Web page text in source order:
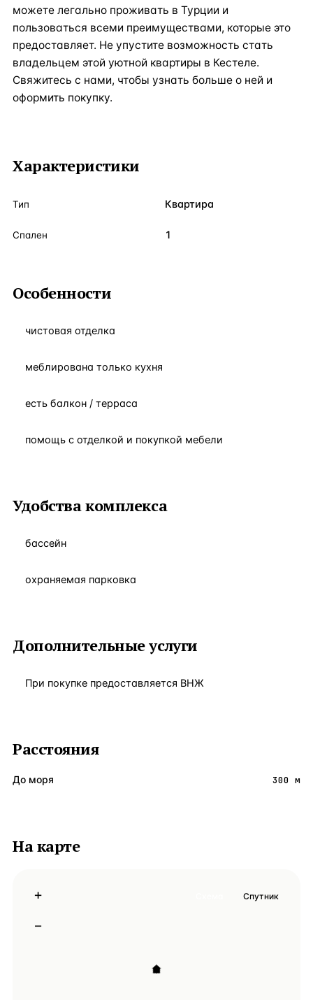
можете легально проживать в Турции и
пользоваться всеми преимуществами, которые это
предоставляет. Не упустите возможность стать
владельцем этой уютной квартиры в Кестеле.
Свяжитесь с нами, чтобы узнать больше о ней и
оформить покупку.
Характеристики
Тип Квартира
Спален 1
Особенности
чистовая отделка
меблирована только кухня
есть балкон / терраса
помощь с отделкой и покупкой мебели
Удобства комплекса
бассейн
охраняемая парковка
Дополнительные услуги
При покупке предоставляется ВНЖ
Расстояния
До моря 300 м
На карте
+
−
Спутник